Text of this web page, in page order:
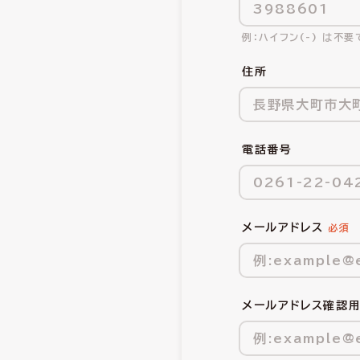
ハイフン(-) は不要
住所
電話番号
メールアドレス
メールアドレス確認